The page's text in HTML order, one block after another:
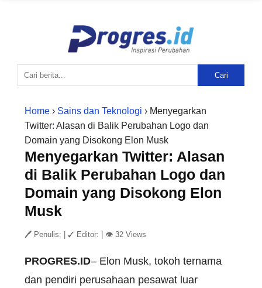
Cari
Home › Sains dan Teknologi › Menyegarkan
Twitter: Alasan di Balik Perubahan Logo dan
Domain yang Disokong Elon Musk
Menyegarkan Twitter: Alasan
di Balik Perubahan Logo dan
Domain yang Disokong Elon
Musk
🖊 Penulis: ✓ Editor: 👁 32 Views
PROGRES.ID– Elon Musk, tokoh ternama
dan pendiri perusahaan pesawat luar